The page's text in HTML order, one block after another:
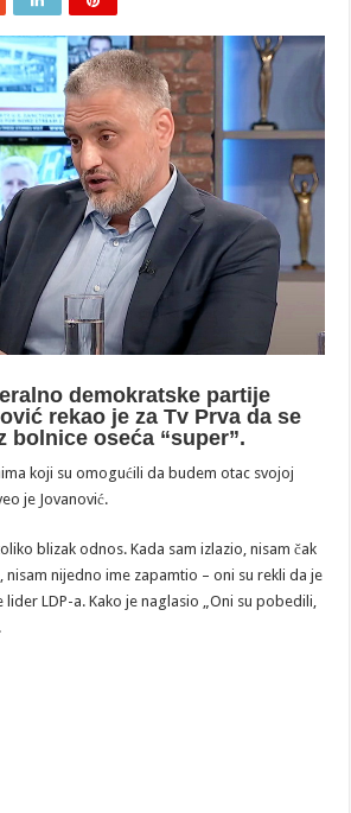
demokratske partije
rekao je za Tv Prva da se
bolnice oseća “super”.
koji su omogućili da budem otac svojoj
je Jovanović.
blizak odnos. Kada sam izlazio, nisam čak
nijedno ime zapamtio – oni su rekli da je
lider LDP-a. Kako je naglasio „Oni su pobedili,